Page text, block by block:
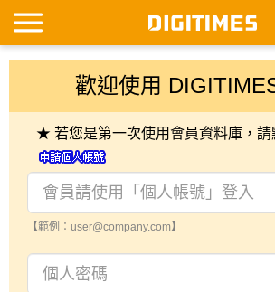
歡迎使用
★ 若您是第一次使用會員資料庫，請
【範例：user@company.com】